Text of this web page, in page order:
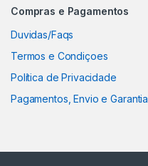
Compras e Pagamentos
Duvidas/Faqs
Termos e Condiçoes
Política de Privacidade
Pagamentos, Envio e Garantia